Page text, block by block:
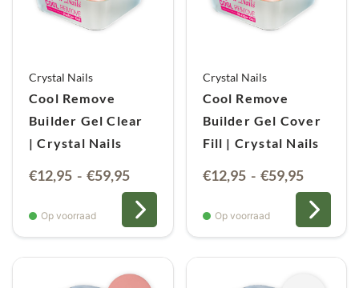
Crystal Nails
Cool Remove
Builder Gel Clear
| Crystal Nails
€12,95 - €59,95
€12,95
tot
€59,95
Op voorraad
Crystal Nails
Cool Remove
Builder Gel Cover
Fill | Crystal Nails
€12,95 - €59,95
€12,95
tot
€59,95
Op voorraad